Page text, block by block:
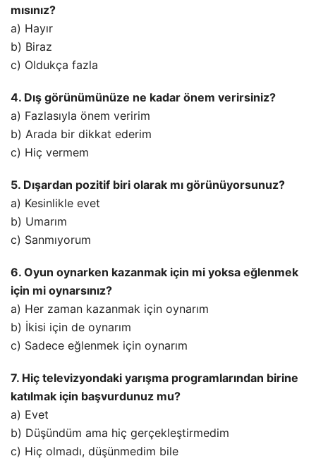
mısınız?
a) Hayır
b) Biraz
c) Oldukça fazla
4. Dış görünümünüze ne kadar önem verirsiniz?
a) Fazlasıyla önem veririm
b) Arada bir dikkat ederim
c) Hiç vermem
5. Dışardan pozitif biri olarak mı görünüyorsunuz?
a) Kesinlikle evet
b) Umarım
c) Sanmıyorum
6. Oyun oynarken kazanmak için mi yoksa eğlenmek
için mi oynarsınız?
a) Her zaman kazanmak için oynarım
b) İkisi için de oynarım
c) Sadece eğlenmek için oynarım
7. Hiç televizyondaki yarışma programlarından birine
katılmak için başvurdunuz mu?
a) Evet
b) Düşündüm ama hiç gerçekleştirmedim
c) Hiç olmadı, düşünmedim bile